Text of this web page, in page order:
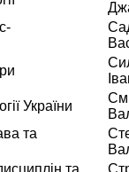
України
та
та